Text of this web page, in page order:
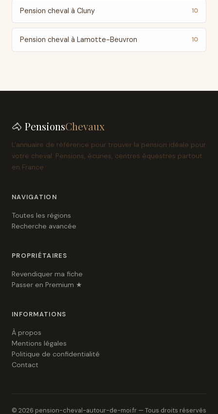
Pension cheval à Cluny 10
Pension cheval à Lamotte-Beuvron 10
🐴 PensionsChevaux
L'annuaire de référence pour trouver la pension idéale pour
votre cheval. Pensions, écuries, centres équestres partout
en France.
NAVIGATION
Toutes les régions
Recherche avancée
PROPRIÉTAIRES
Revendiquer ma fiche
Passer en Premium ★
INFORMATIONS
À propos
Mentions légales
Politique de confidentialité
Contact
© 2026 pension-cheval-autour-de-moi.fr — Tous droits réservés